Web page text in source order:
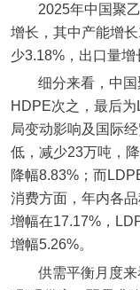
2025年中国聚
增长，其中产能增
少3.18%，出口量增
细分来看，中
HDPE次之，最后
局变动影响及国际
低，减少23万吨，
降幅8.83%；而
消费方面，年内各
增幅在17.17%，
增幅5.26%。
供需平衡月度